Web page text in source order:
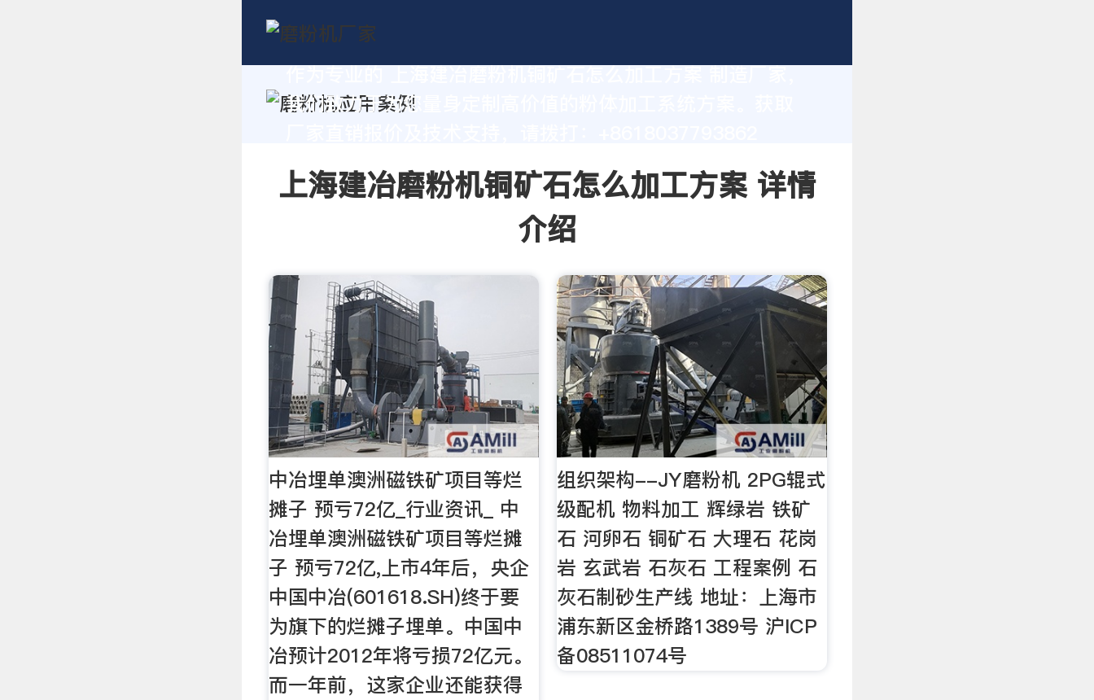
我们致力于为您量身定制高价值的粉体加工系统方案。获取
上海建冶磨粉机铜矿石怎么加工方案 详情
介绍
中冶埋单澳洲磁铁矿项目等烂
摊子 预亏72亿_行业资讯_ 中
冶埋单澳洲磁铁矿项目等烂摊
子 预亏72亿,上市4年后，央企
中国中冶(601618.SH)终于要
为旗下的烂摊子埋单。中国中
冶预计2012年将亏损72亿元。
而一年前，这家企业还能获得
组织架构--JY磨粉机 2PG辊式
级配机 物料加工 辉绿岩 铁矿
石 河卵石 铜矿石 大理石 花岗
岩 玄武岩 石灰石 工程案例 石
灰石制砂生产线 地址：上海市
浦东新区金桥路1389号 沪ICP
备08511074号